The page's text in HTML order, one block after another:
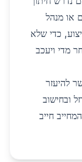
או מנהל
כדי שלא
מדי ויעכב
להיעזר
ובחישוב
חייב